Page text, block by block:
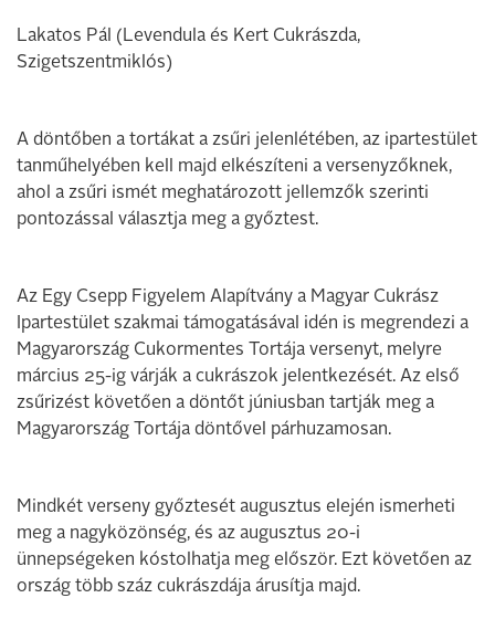
Lakatos Pál (Levendula és Kert Cukrászda,
Szigetszentmiklós)
A döntőben a tortákat a zsűri jelenlétében, az ipartestület
tanműhelyében kell majd elkészíteni a versenyzőknek,
ahol a zsűri ismét meghatározott jellemzők szerinti
pontozással választja meg a győztest.
Az Egy Csepp Figyelem Alapítvány a Magyar Cukrász
Ipartestület szakmai támogatásával idén is megrendezi a
Magyarország Cukormentes Tortája versenyt, melyre
március 25-ig várják a cukrászok jelentkezését. Az első
zsűrizést követően a döntőt júniusban tartják meg a
Magyarország Tortája döntővel párhuzamosan.
Mindkét verseny győztesét augusztus elején ismerheti
meg a nagyközönség, és az augusztus 20-i
ünnepségeken kóstolhatja meg először. Ezt követően az
ország több száz cukrászdája árusítja majd.